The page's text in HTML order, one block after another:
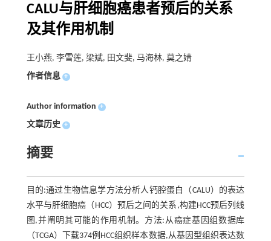
CALU与肝细胞癌患者预后的关系
及其作用机制
王小燕, 李雪莲, 梁斌, 田文斐, 马海林, 莫之婧
作者信息 +
Author information +
文章历史 +
摘要
目的:通过生物信息学方法分析人钙腔蛋白（CALU）的表达
水平与肝细胞癌（HCC）预后之间的关系,构建HCC预后列线
图,并阐明其可能的作用机制。方法:从癌症基因组数据库
（TCGA）下载374例HCC组织样本数据,从基因型组织表达数